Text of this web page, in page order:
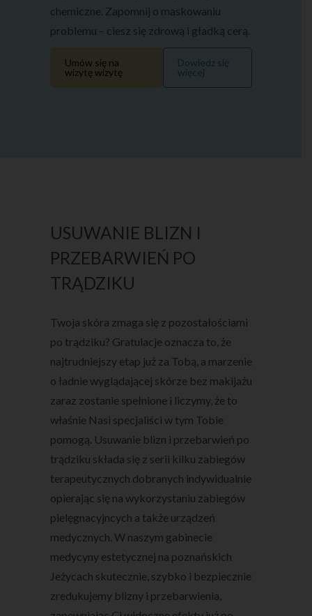
chemiczne. Zapomnij o maskowaniu
problemu – ciesz się zdrową i gładką cerą.
Umów się na
wizytę wizytę
Dowiedz się
więcej
USUWANIE BLIZN I
PRZEBARWIEŃ PO
TRĄDZIKU
Twoja skóra zmaga się z pozostałościami
po trądziku? Gratulacje oznacza to, że
najtrudniejszy etap już za Tobą, a marzenie
o ładnie wyglądającej skórze bez makijażu
zaraz zostanie spełnione i liczymy, że to
właśnie Nasi specjaliści w tym Tobie
pomogą. Usuwanie blizn i przebarwień po
trądziku składa się z serii kilku zabiegów
terapeutycznych dobranych indywidualnie
opierając się na wykorzystaniu zabiegów
pielęgnacyjncych a także urządzeń
medycznych. W naszym gabinecie
medycyny estetycznej na poznańskich
Jeżycach skutecznie, szybko i bezpiecznie
zredukujemy blizny i przebarwienia,